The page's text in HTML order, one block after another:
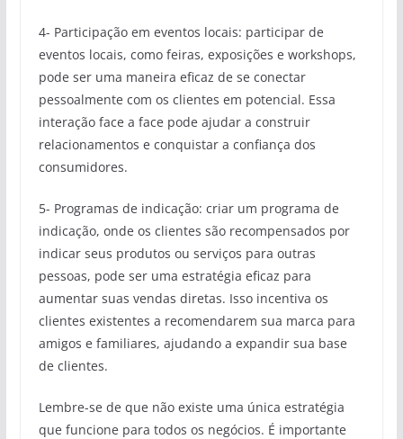
4- Participação em eventos locais: participar de
eventos locais, como feiras, exposições e workshops,
pode ser uma maneira eficaz de se conectar
pessoalmente com os clientes em potencial. Essa
interação face a face pode ajudar a construir
relacionamentos e conquistar a confiança dos
consumidores.
5- Programas de indicação: criar um programa de
indicação, onde os clientes são recompensados por
indicar seus produtos ou serviços para outras
pessoas, pode ser uma estratégia eficaz para
aumentar suas vendas diretas. Isso incentiva os
clientes existentes a recomendarem sua marca para
amigos e familiares, ajudando a expandir sua base
de clientes.
Lembre-se de que não existe uma única estratégia
que funcione para todos os negócios. É importante